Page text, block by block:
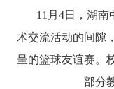
1 1月4日，湖南
术交流活动的间隙
呈的篮球友谊赛。
部分